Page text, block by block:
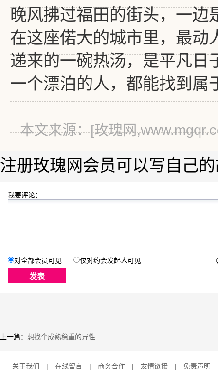
晚风拂过福田的街头，一
在这座偌大的城市里，最动
递来的一碗热汤，是平凡日
一个漂泊的人，都能找到属
本文来源：[玫瑰网
注册玫瑰网会员可以写自己
我要评论：
对全部会员可见 仅对约会发起人可见
上一篇： 想找个成熟稳重的异性
关于我们 | 在线留言 | 商务合作 | 友情链接 | 免责声明